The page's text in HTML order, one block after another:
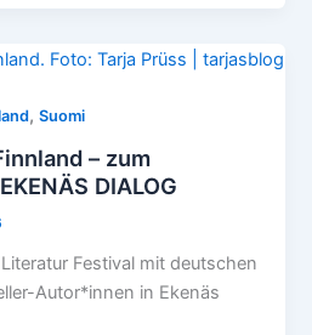
,Suomi
– zum
DIALOG
Festival mit deutschen
Autor*innen in Ekenäs